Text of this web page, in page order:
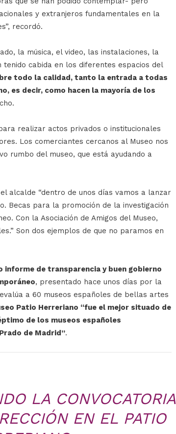
y extranjeros fundamentales en la
recordó.
la música, el video, las instalaciones, la
cabida en los diferentes espacios del
todo la calidad, tanto la entrada a todas
es decir, como hacen la mayoría de los
realizar actos privados o institucionales
Los comerciantes cercanos al Museo nos
rumbo del museo, que está ayudando a
alcalde “dentro de unos días vamos a lanzar
Becas para la promoción de la investigación
Con la Asociación de Amigos del Museo,
Son dos ejemplos de que no paramos en
informe de transparencia y buen gobierno
, presentado hace unos días por la
a 60 museos españoles de bellas artes
Patio Herreriano “fue el mejor situado de
de los museos españoles
de Madrid”.
LA CONVOCATORIA
EN EL PATIO